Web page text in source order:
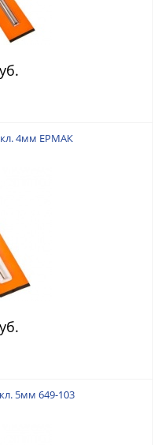
4мм ЕРМАК
5мм 649-103